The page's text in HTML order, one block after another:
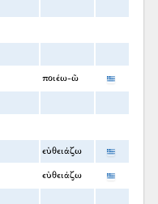
ποιέω-ῶ
εὐθειάζω
εὐθειάζω